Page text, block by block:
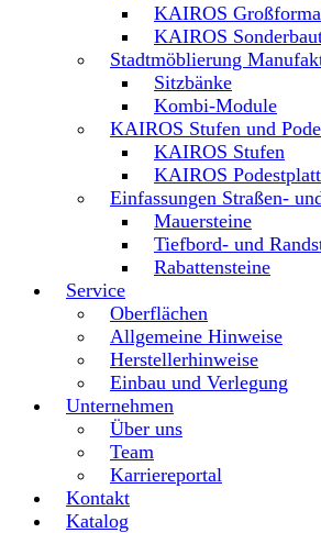
KAIROS
KAIROS
Stadtmöblierung
Sitzbänke
Kombi-Module
KAIROS Stufen und
KAIROS Stufen
KAIROS
Einfassungen Straßen-
Mauersteine
Tiefbord- und
Rabattensteine
Service
Oberflächen
Allgemeine Hinweise
Herstellerhinweise
Einbau und Verlegung
Unternehmen
Über uns
Team
Karriereportal
Kontakt
Katalog